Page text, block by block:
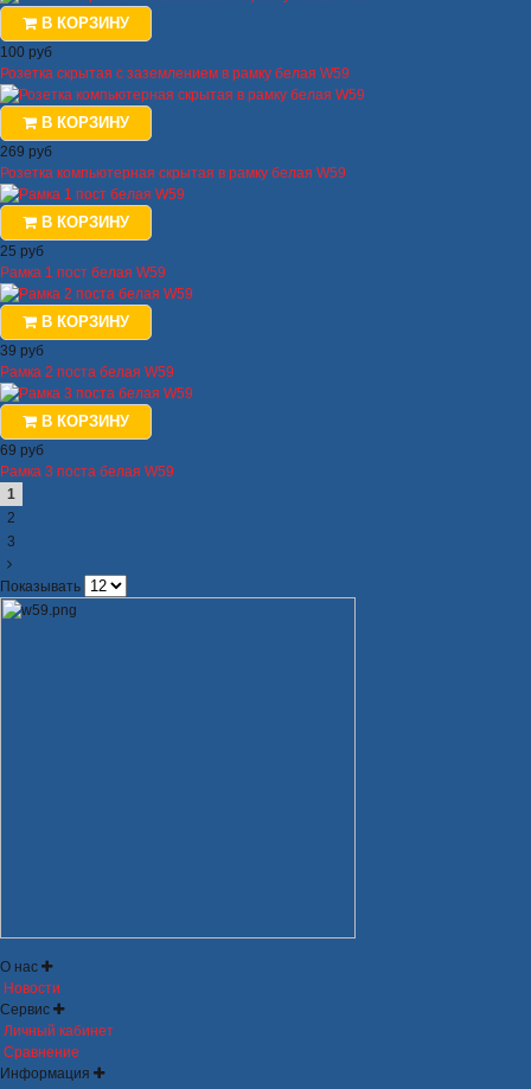
В КОРЗИНУ
100 руб
Розетка скрытая с заземлением в рамку белая W59
В КОРЗИНУ
269 руб
Розетка компьютерная скрытая в рамку белая W59
В КОРЗИНУ
25 руб
Рамка 1 пост белая W59
В КОРЗИНУ
39 руб
Рамка 2 поста белая W59
В КОРЗИНУ
69 руб
Рамка 3 поста белая W59
1
2
3
Показывать
О нас
Новости
Сервис
Личный кабинет
Сравнение
Информация